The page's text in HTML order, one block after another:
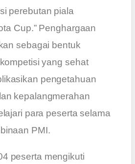
perebutan piala
Cup.” Penghargaan
sebagai bentuk
yang sehat
pengetahuan
kepalangmerahan
para peserta selama
PMI.
peserta mengikuti